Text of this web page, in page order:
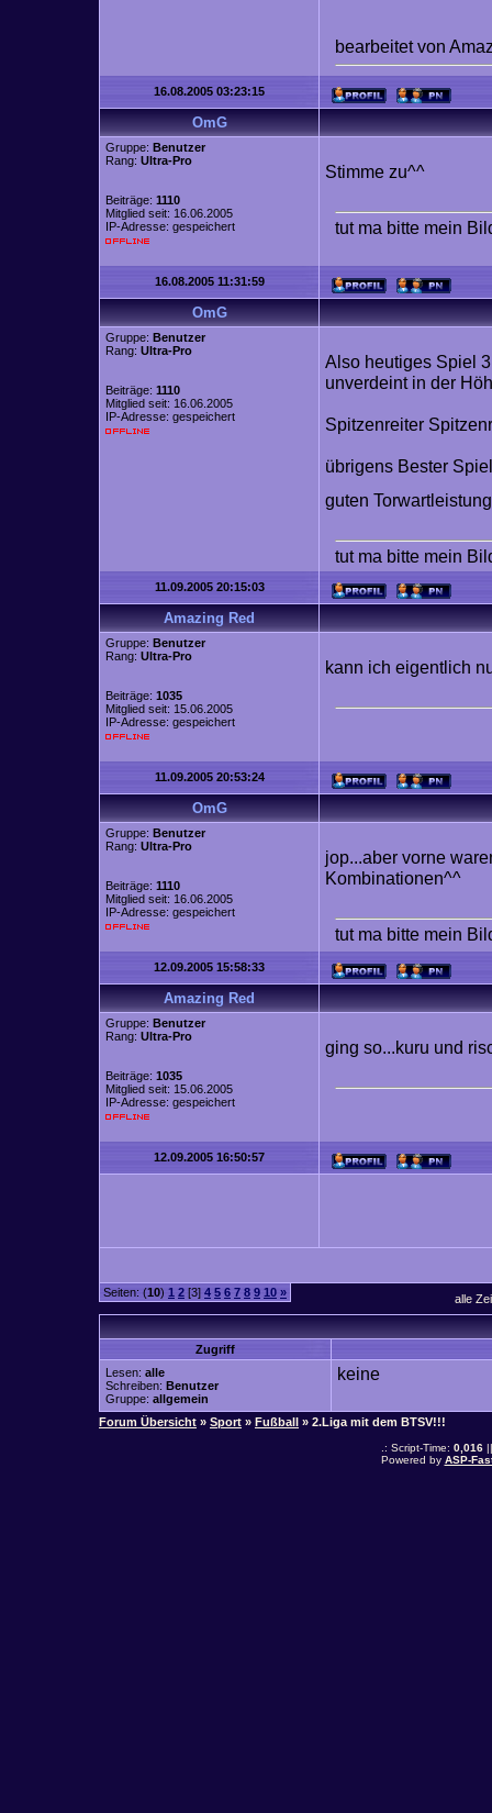
bearbeitet von
16.08.2005 03:23:15
OmG
Gruppe: Benutzer
Rang: Ultra-Pro
Beiträge: 1110
Mitglied seit: 16.06.2005
IP-Adresse: gespeichert
Stimme zu^^
tut ma bitte mein
16.08.2005 11:31:59
OmG
Gruppe: Benutzer
Rang: Ultra-Pro
Beiträge: 1110
Mitglied seit: 16.06.2005
IP-Adresse: gespeichert
Also heutiges Spiel
unverdeint in der
Spitzenreiter
übrigens Bester
guten
tut ma bitte mein
11.09.2005 20:15:03
Amazing Red
Gruppe: Benutzer
Rang: Ultra-Pro
Beiträge: 1035
Mitglied seit: 15.06.2005
IP-Adresse: gespeichert
kann ich eigentlich
11.09.2005 20:53:24
OmG
Gruppe: Benutzer
Rang: Ultra-Pro
Beiträge: 1110
Mitglied seit: 16.06.2005
IP-Adresse: gespeichert
jop...aber vorne
Kombinationen^^
tut ma bitte mein
12.09.2005 15:58:33
Amazing Red
Gruppe: Benutzer
Rang: Ultra-Pro
Beiträge: 1035
Mitglied seit: 15.06.2005
IP-Adresse: gespeichert
ging so...kuru und
12.09.2005 16:50:57
Seiten: (10) 1 2 [3] 4 5 6 7 8 9 10 » alle
Zugriff
Lesen: alle
Schreiben: Benutzer
Gruppe: allgemein
keine
Forum Übersicht » Sport » Fußball » 2.Liga mit dem BTSV!!!
.: Script-Time: 0,016||
Powered by ASP-